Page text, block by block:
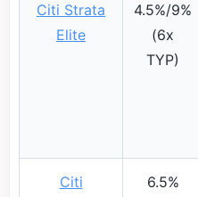
Citi Strata
Elite
4.5%/9%
(6x
TYP)
Citi
6.5%